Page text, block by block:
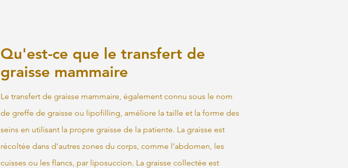
Qu'est-ce que le transfert de
graisse mammaire
Le transfert de graisse mammaire, également connu sous le nom
de greffe de graisse ou lipofilling, améliore la taille et la forme des
seins en utilisant la propre graisse de la patiente. La graisse est
récoltée dans d’autres zones du corps, comme l’abdomen, les
cuisses ou les flancs, par liposuccion. La graisse collectée est